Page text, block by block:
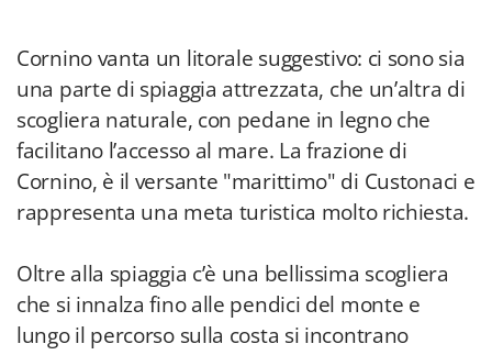
Cornino vanta un litorale suggestivo: ci sono sia
una parte di spiaggia attrezzata, che un’altra di
scogliera naturale, con pedane in legno che
facilitano l’accesso al mare. La frazione di
Cornino, è il versante "marittimo" di Custonaci e
rappresenta una meta turistica molto richiesta.
Oltre alla spiaggia c’è una bellissima scogliera
che si innalza fino alle pendici del monte e
lungo il percorso sulla costa si incontrano